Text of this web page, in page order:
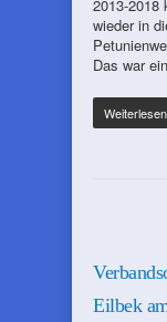
2013-2018
wieder in
Das war
Weiterlesen
Eilbek